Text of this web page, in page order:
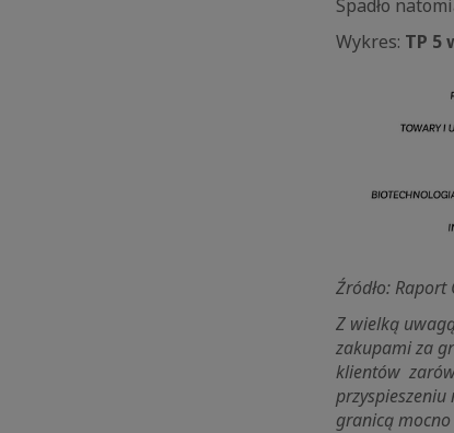
Spadło
Wykres: TP 5
Źródło: Raport
Z wielką
zakupami za
klientów
przyspieszeniu
granicą